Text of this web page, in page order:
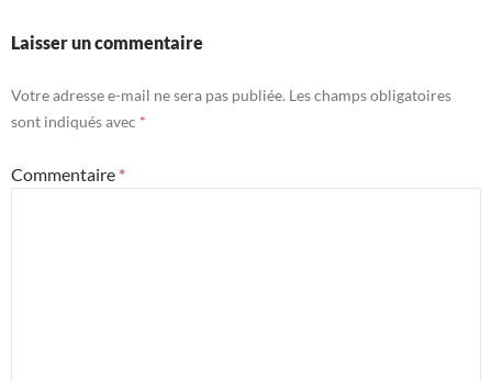
Laisser un commentaire
Votre adresse e-mail ne sera pas publiée. Les champs obligatoires
sont indiqués avec *
Commentaire *